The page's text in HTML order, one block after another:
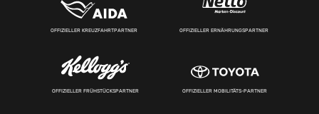
OFFIZIELLER KREUZFAHRTPARTNER OFFIZIELLER ERNÄHRUNGSPARTNER
OFFIZIELLER FRÜHSTÜCKSPARTNER OFFIZIELLER MOBILITÄTS-PARTNER